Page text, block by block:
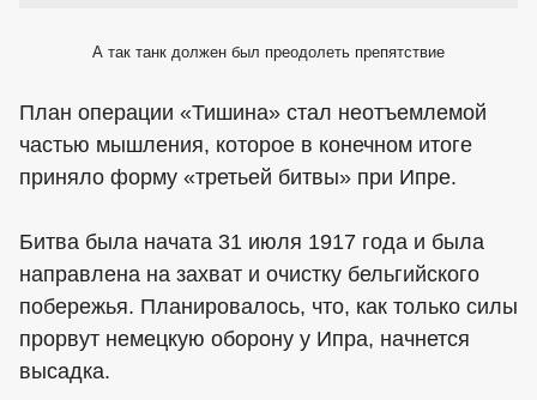
А так танк должен был преодолеть препятствие
План операции «Тишина» стал неотъемлемой
частью мышления, которое в конечном итоге
приняло форму «третьей битвы» при Ипре.
Битва была начата 31 июля 1917 года и была
направлена на захват и очистку бельгийского
побережья. Планировалось, что, как только силы
прорвут немецкую оборону у Ипра, начнется
высадка.